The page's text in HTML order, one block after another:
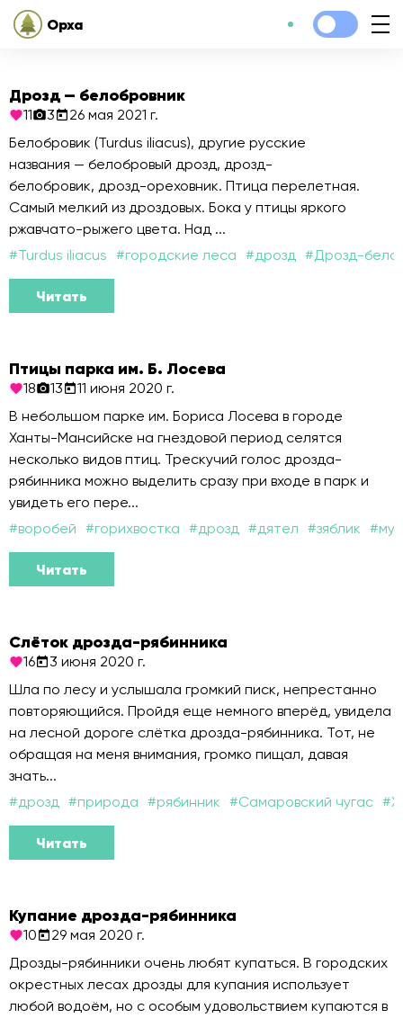
Орха
Дрозд — белобровник
11 3
26 мая 2021 г.
Белобровик (Turdus iliacus), другие русские
названия — белобровый дрозд, дрозд-
белобровик, дрозд-ореховник. Птица перелетная.
Самый мелкий из дроздовых. Бока у птицы яркого
ржавчато-рыжего цвета. Над ...
#Turdus iliacus #городские леса #дрозд #Дрозд-
Читать
Птицы парка им. Б. Лосева
18 13
11 июня 2020 г.
В небольшом парке им. Бориса Лосева в городе
Ханты-Мансийске на гнездовой период селятся
несколько видов птиц. Трескучий голос дрозда-
рябинника можно выделить сразу при входе в парк и
увидеть его пере...
#воробей #горихвостка #дрозд #дятел #зяблик #
Читать
Слёток дрозда-рябинника
16
3 июня 2020 г.
Шла по лесу и услышала громкий писк, непрестанно
повторяющийся. Пройдя еще немного вперёд, увидела
на лесной дороге слётка дрозда-рябинника. Тот, не
обращая на меня внимания, громко пищал, давая
знать...
#дрозд #природа #рябинник #Самаровский чугас #
Читать
Купание дрозда-рябинника
10
29 мая 2020 г.
Дрозды-рябинники очень любят купаться. В городских
окрестных лесах дрозды для купания использует
любой водоём, но с особым удовольствием купаются в